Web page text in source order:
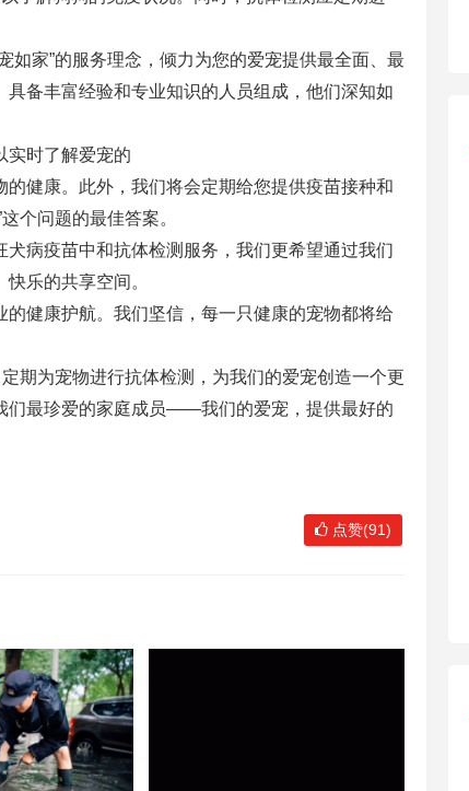
如家”的服务理念，倾力为您的爱宠提供最全面、最
备丰富经验和专业知识的人员组成，他们深知如
实时了解爱宠的
健康。此外，我们将会定期给您提供疫苗接种和
个问题的最佳答案。
病疫苗中和抗体检测服务，我们更希望通过我们
乐的共享空间。
健康护航。我们坚信，每一只健康的宠物都将给
期为宠物进行抗体检测，为我们的爱宠创造一个更
们最珍爱的家庭成员——我们的爱宠，提供最好的
点赞(91)